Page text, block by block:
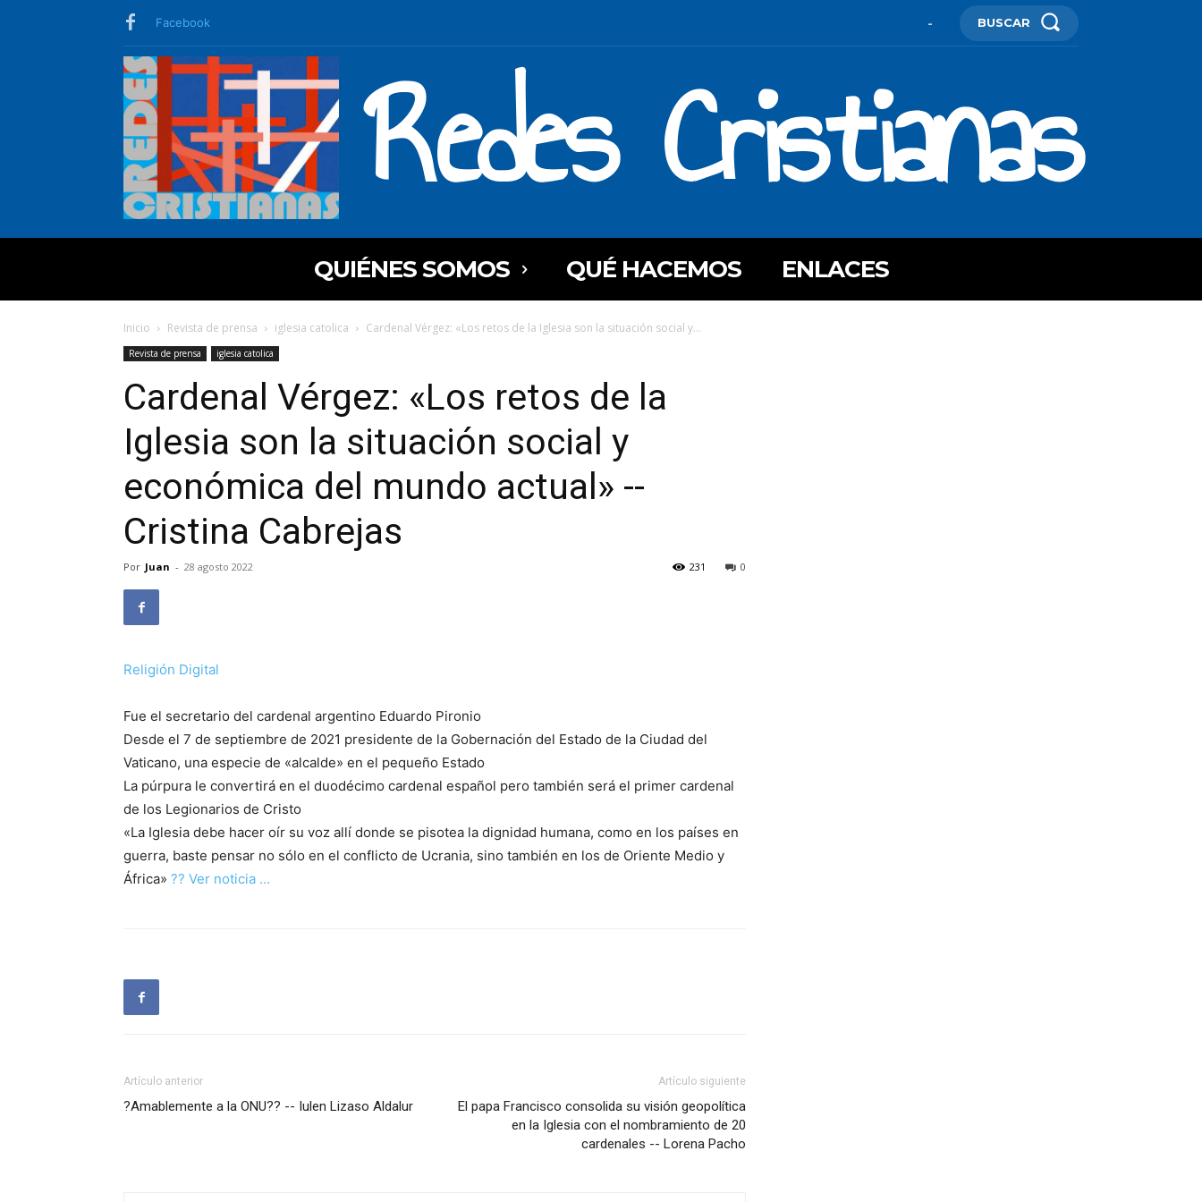
Facebook - BUSCAR
Redes Cristianas
QUIÉNES SOMOS QUÉ HACEMOS ENLACES
Inicio Revista de prensa iglesia catolica Cardenal Vérgez: «Los retos de la Iglesia son la situación social y...
Revista de prensa iglesia catolica
Cardenal Vérgez: «Los retos de la
Iglesia son la situación social y
económica del mundo actual» --
Cristina Cabrejas
Por Juan - 28 agosto 2022 0
231
Religión Digital
Fue el secretario del cardenal argentino Eduardo Pironio
Desde el 7 de septiembre de 2021 presidente de la Gobernación del Estado de la Ciudad del
Vaticano, una especie de «alcalde» en el pequeño Estado
La púrpura le convertirá en el duodécimo cardenal español pero también será el primer cardenal
de los Legionarios de Cristo
«La Iglesia debe hacer oír su voz allí donde se pisotea la dignidad humana, como en los países en
guerra, baste pensar no sólo en el conflicto de Ucrania, sino también en los de Oriente Medio y
África» ?? Ver noticia …
Artículo anterior
?Amablemente a la ONU?? -- Iulen Lizaso Aldalur
Artículo siguiente
El papa Francisco consolida su visión geopolítica
en la Iglesia con el nombramiento de 20
cardenales -- Lorena Pacho